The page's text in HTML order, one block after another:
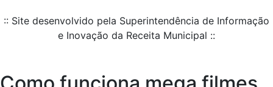
:: Site desenvolvido pela Superintendência de Informação
e Inovação da Receita Municipal ::